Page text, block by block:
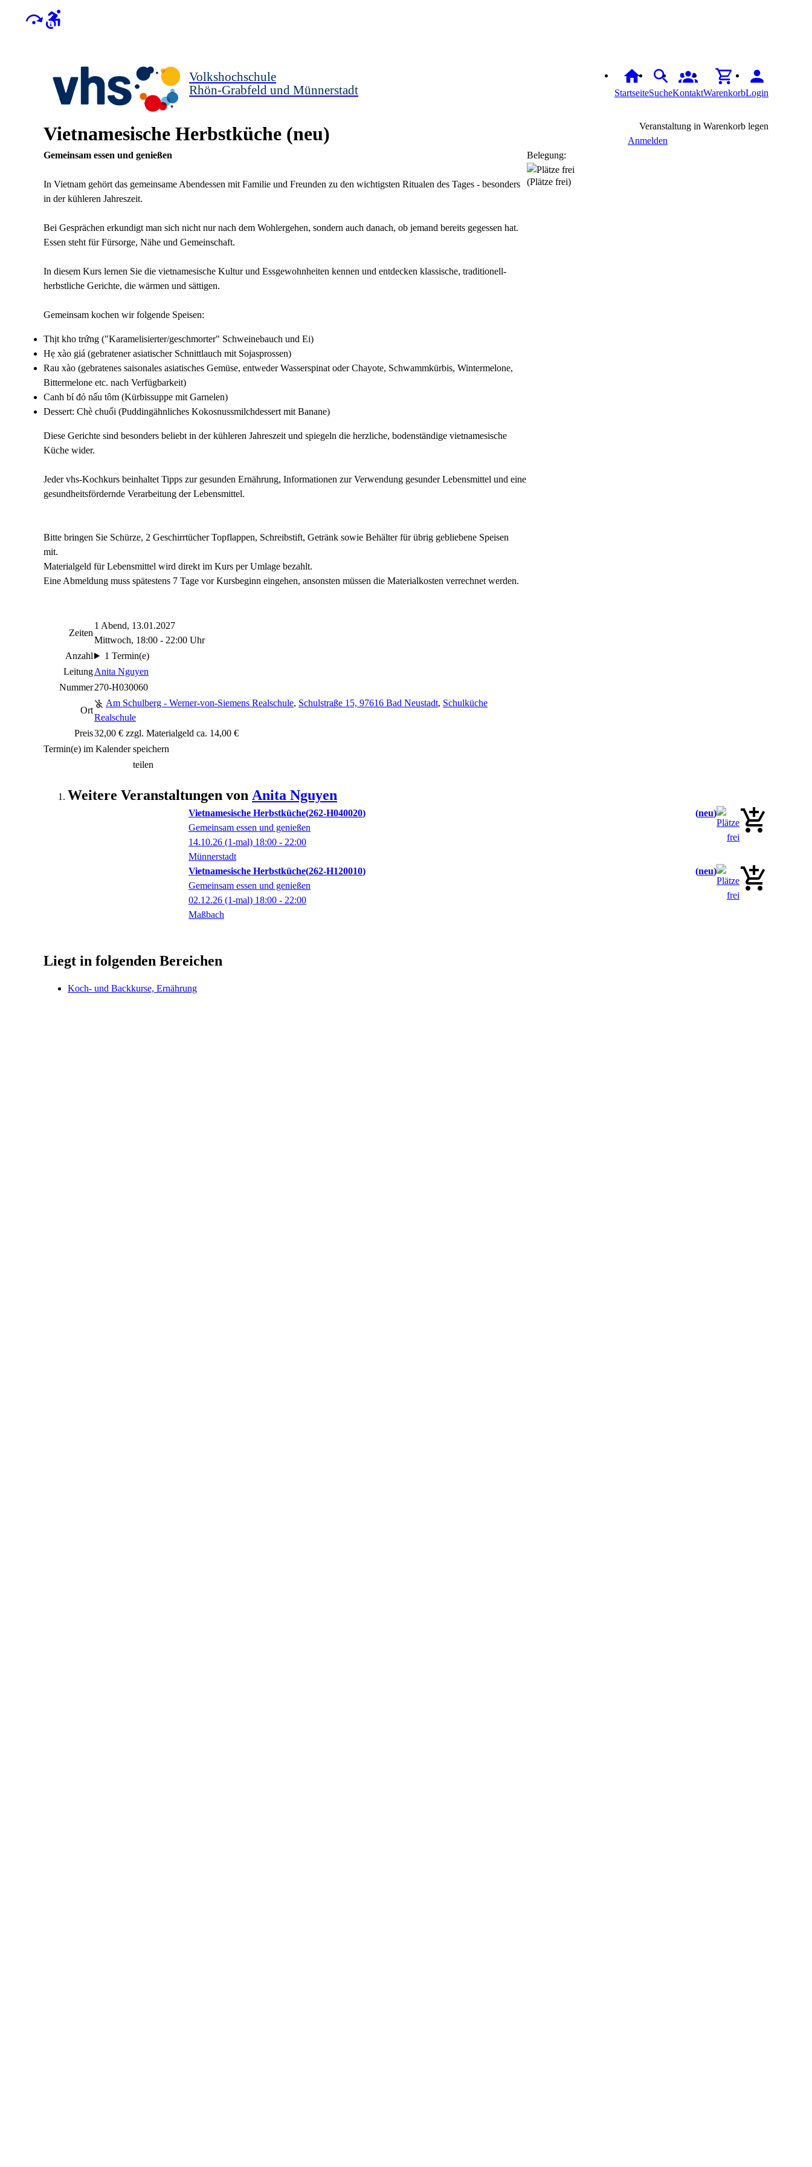
Volkshochschule
Rhön-Grabfeld und Münnerstadt
StartseiteSucheKontaktWarenkorbLogin
Vietnamesische Herbstküche neu
Gemeinsam essen und genießen
In Vietnam gehört das gemeinsame Abendessen mit Familie und Freunden zu den wichtigsten Ritualen des Tages - besonders
in der kühleren Jahreszeit.
Bei Gesprächen erkundigt man sich nicht nur nach dem Wohlergehen, sondern auch danach, ob jemand bereits gegessen hat.
Essen steht für Fürsorge, Nähe und Gemeinschaft.
In diesem Kurs lernen Sie die vietnamesische Kultur und Essgewohnheiten kennen und entdecken klassische, traditionell-
herbstliche Gerichte, die wärmen und sättigen.
Gemeinsam kochen wir folgende Speisen:
Thịt kho trứng ("Karamelisierter/geschmorter" Schweinebauch und Ei)
Hẹ xào giá (gebratener asiatischer Schnittlauch mit Sojasprossen)
Rau xào (gebratenes saisonales asiatisches Gemüse, entweder Wasserspinat oder Chayote, Schwammkürbis, Wintermelone,
Bittermelone etc. nach Verfügbarkeit)
‎Canh bí đỏ nấu tôm (Kürbissuppe mit Garnelen)
Dessert: Chè chuối (Puddingähnliches Kokosnussmilchdessert mit Banane)
Diese Gerichte sind besonders beliebt in der kühleren Jahreszeit und spiegeln die herzliche, bodenständige vietnamesische
Küche wider.
Jeder vhs-Kochkurs beinhaltet Tipps zur gesunden Ernährung, Informationen zur Verwendung gesunder Lebensmittel und eine
gesundheitsfördernde Verarbeitung der Lebensmittel.
Bitte bringen Sie Schürze, 2 Geschirrtücher Topflappen, Schreibstift, Getränk sowie Behälter für übrig gebliebene Speisen
mit.
Materialgeld für Lebensmittel wird direkt im Kurs per Umlage bezahlt.
Eine Abmeldung muss spätestens 7 Tage vor Kursbeginn eingehen, ansonsten müssen die Materialkosten verrechnet werden.
Zeiten
1 Abend, 13.01.2027
Mittwoch, 18:00 - 22:00 Uhr
Anzahl
1 Termin(e)
LeitungAnita Nguyen
Nummer270-H030060
Ort
Am Schulberg - Werner-von-Siemens Realschule, Schulstraße 15, 97616 Bad Neustadt, Schulküche
Realschule
Preis32,00 € zzgl. Materialgeld ca. 14,00 €
Veranstaltung in Warenkorb legen
Anmelden
Belegung:
(Plätze frei)
Termin(e) im Kalender speichern
teilen
Weitere Veranstaltungen von Anita Nguyen
Vietnamesische Herbstküche 262-H040020
neu
Gemeinsam essen und genießen
14.10.26 (1-mal) 18:00 - 22:00
Münnerstadt
Vietnamesische Herbstküche 262-H120010
neu
Gemeinsam essen und genießen
02.12.26 (1-mal) 18:00 - 22:00
Maßbach
Liegt in folgenden Bereichen
Koch- und Backkurse, Ernährung